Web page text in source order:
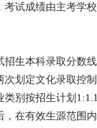
试成绩由主考学校
招生本科录取分数
次划定文化录取控制
类别按招生计划
，在有效生源范围